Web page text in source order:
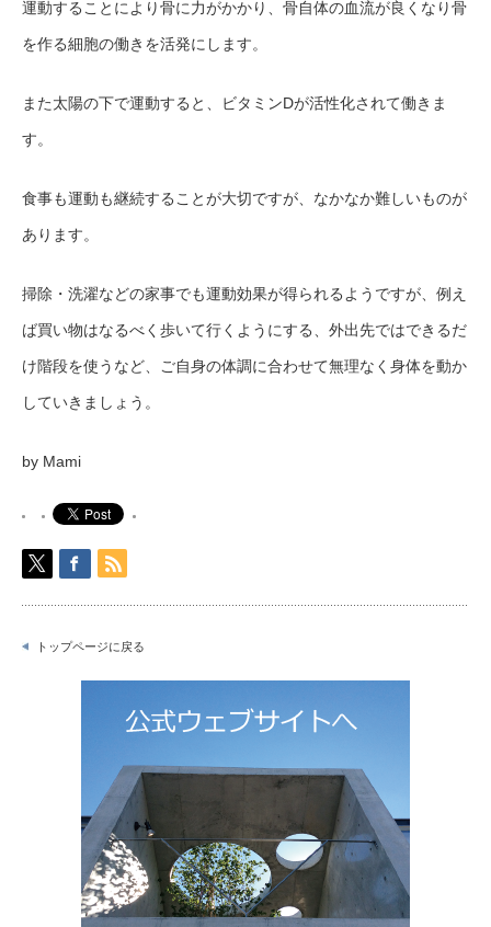
運動することにより骨に力がかかり、骨自体の血流が良くなり骨
を作る細胞の働きを活発にします。
また太陽の下で運動すると、ビタミンDが活性化されて働きま
す。
食事も運動も継続することが大切ですが、なかなか難しいものが
あります。
掃除・洗濯などの家事でも運動効果が得られるようですが、例え
ば買い物はなるべく歩いて行くようにする、外出先ではできるだ
け階段を使うなど、ご自身の体調に合わせて無理なく身体を動か
していきましょう。
by Mami
トップページに戻る